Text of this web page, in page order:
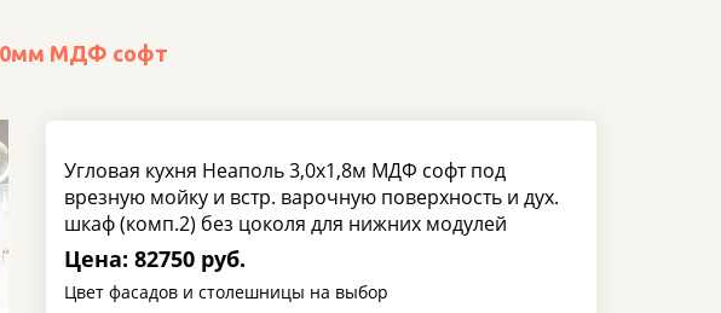
МДФ софт
Угловая кухня Неаполь 3,0х1,8м МДФ софт под
врезную мойку и встр. варочную поверхность и дух.
шкаф (комп.2) без цоколя для нижних модулей
Цена: 82750 руб.
Цвет фасадов и столешницы на выбор